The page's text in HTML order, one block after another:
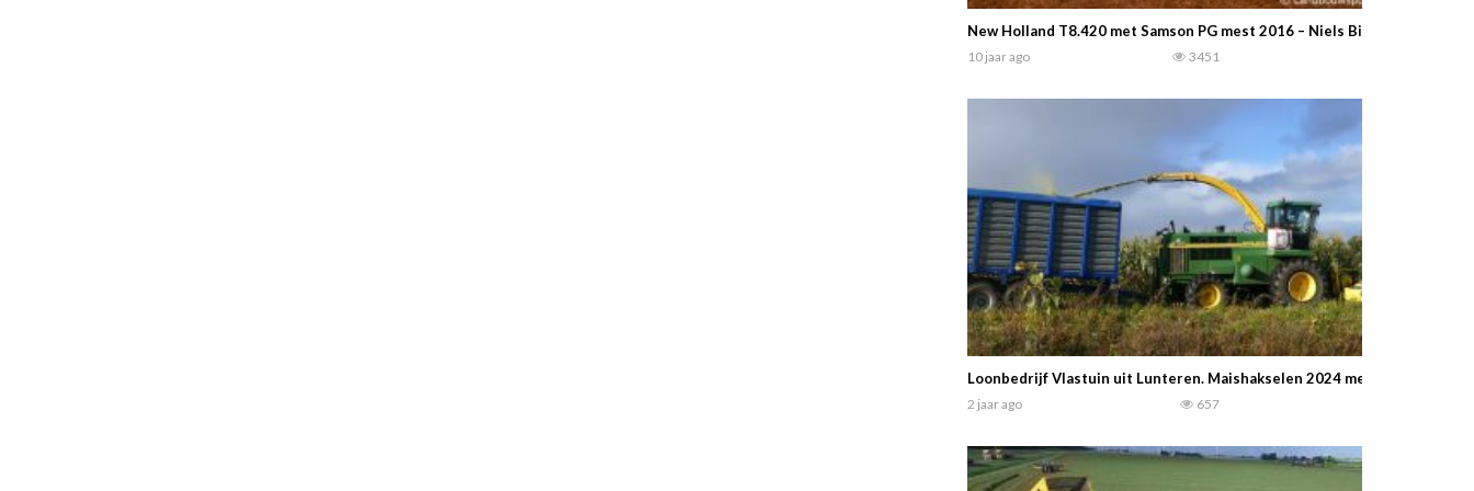
New Holland T8.420 met Samson PG mest 2016 – Niels Bie’s
10 jaar ago 3451
Loonbedrijf Vlastuin uit Lunteren. Maishakselen 2024 met een John
2 jaar ago 657